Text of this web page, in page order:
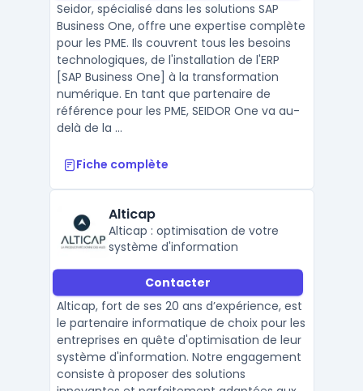
Seidor, spécialisé dans les solutions SAP
Business One, offre une expertise complète
pour les PME. Ils couvrent tous les besoins
technologiques, de l'installation de l'ERP
[SAP Business One] à la transformation
numérique. En tant que partenaire de
référence pour les PME, SEIDOR One va au-
delà de la ...
Fiche complète
Alticap
Alticap : optimisation de votre
système d'information
Contacter
Alticap, fort de ses 20 ans d’expérience, est
le partenaire informatique de choix pour les
entreprises en quête d'optimisation de leur
système d'information. Notre engagement
consiste à proposer des solutions